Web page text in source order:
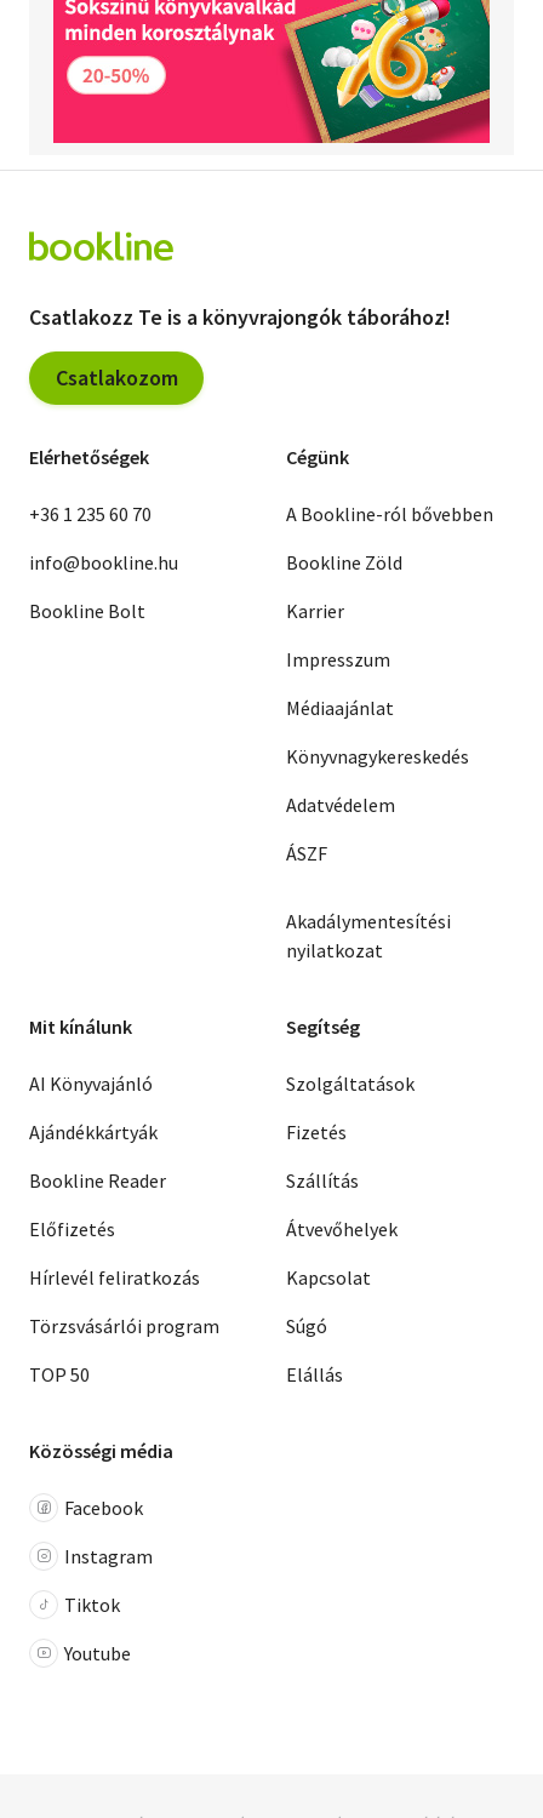
Csatlakozz Te is a könyvrajongók táborához!
Csatlakozom
Elérhetőségek
+36 1 235 60 70
info@bookline.hu
Bookline Bolt
Cégünk
A Bookline-ról bővebben
Bookline Zöld
Karrier
Impresszum
Médiaajánlat
Könyvnagykereskedés
Adatvédelem
ÁSZF
Akadálymentesítési
nyilatkozat
Mit kínálunk
AI Könyvajánló
Ajándékkártyák
Bookline Reader
Előfizetés
Hírlevél feliratkozás
Törzsvásárlói program
TOP 50
Segítség
Szolgáltatások
Fizetés
Szállítás
Átvevőhelyek
Kapcsolat
Súgó
Elállás
Közösségi média
Facebook
Instagram
Tiktok
Youtube